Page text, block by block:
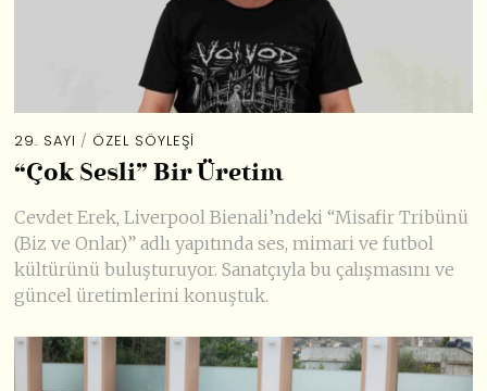
29. SAYI / ÖZEL SÖYLEŞI
“Çok Sesli” Bir Üretim
Cevdet Erek, Liverpool Bienali’ndeki “Misafir Tribünü
(Biz ve Onlar)” adlı yapıtında ses, mimari ve futbol
kültürünü buluşturuyor. Sanatçıyla bu çalışmasını ve
güncel üretimlerini konuştuk.